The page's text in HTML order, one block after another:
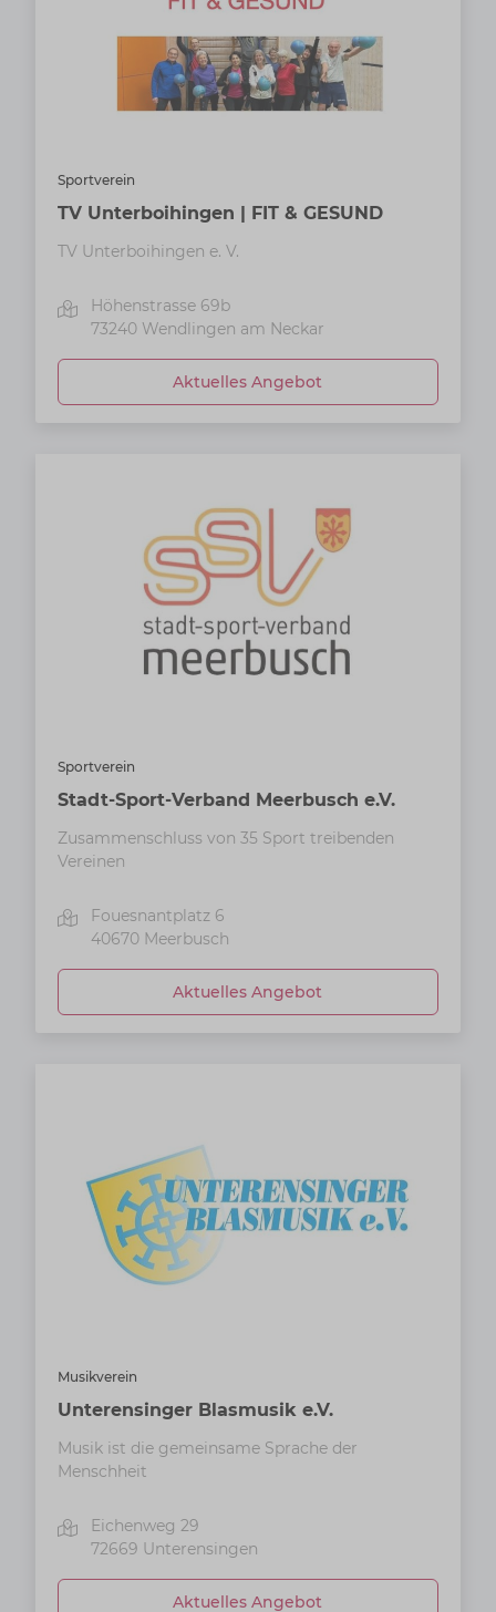
Sportverein
TV Unterboihingen | FIT & GESUND
TV Unterboihingen e. V.
Höhenstrasse 69b
73240 Wendlingen am Neckar
Aktuelles Angebot
Sportverein
Stadt-Sport-Verband Meerbusch e.V.
Zusammenschluss von 35 Sport treibenden
Vereinen
Fouesnantplatz 6
40670 Meerbusch
Aktuelles Angebot
Musikverein
Unterensinger Blasmusik e.V.
Musik ist die gemeinsame Sprache der
Menschheit
Eichenweg 29
72669 Unterensingen
Aktuelles Angebot